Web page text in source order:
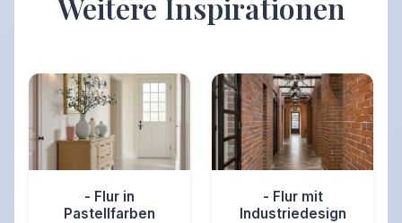
- Flur in
Pastellfarben
- Flur mit
Industriedesign